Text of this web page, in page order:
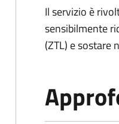
Il servizio è
sensibilmente
(ZTL) e sostare